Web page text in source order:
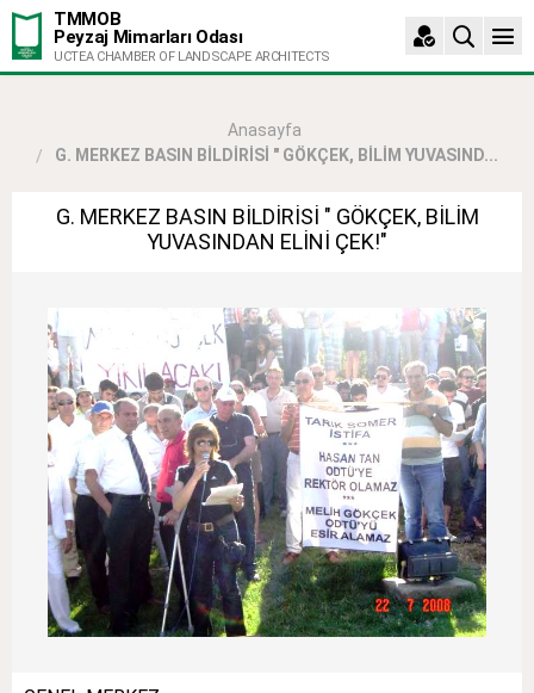
TMMOB
Peyzaj Mimarları Odası
UCTEA CHAMBER OF LANDSCAPE ARCHITECTS
Anasayfa
G. MERKEZ BASIN BİLDİRİSİ " GÖKÇEK, BİLİM YUVASIND...
G. MERKEZ BASIN BİLDİRİSİ " GÖKÇEK, BİLİM
YUVASINDAN ELİNİ ÇEK!"